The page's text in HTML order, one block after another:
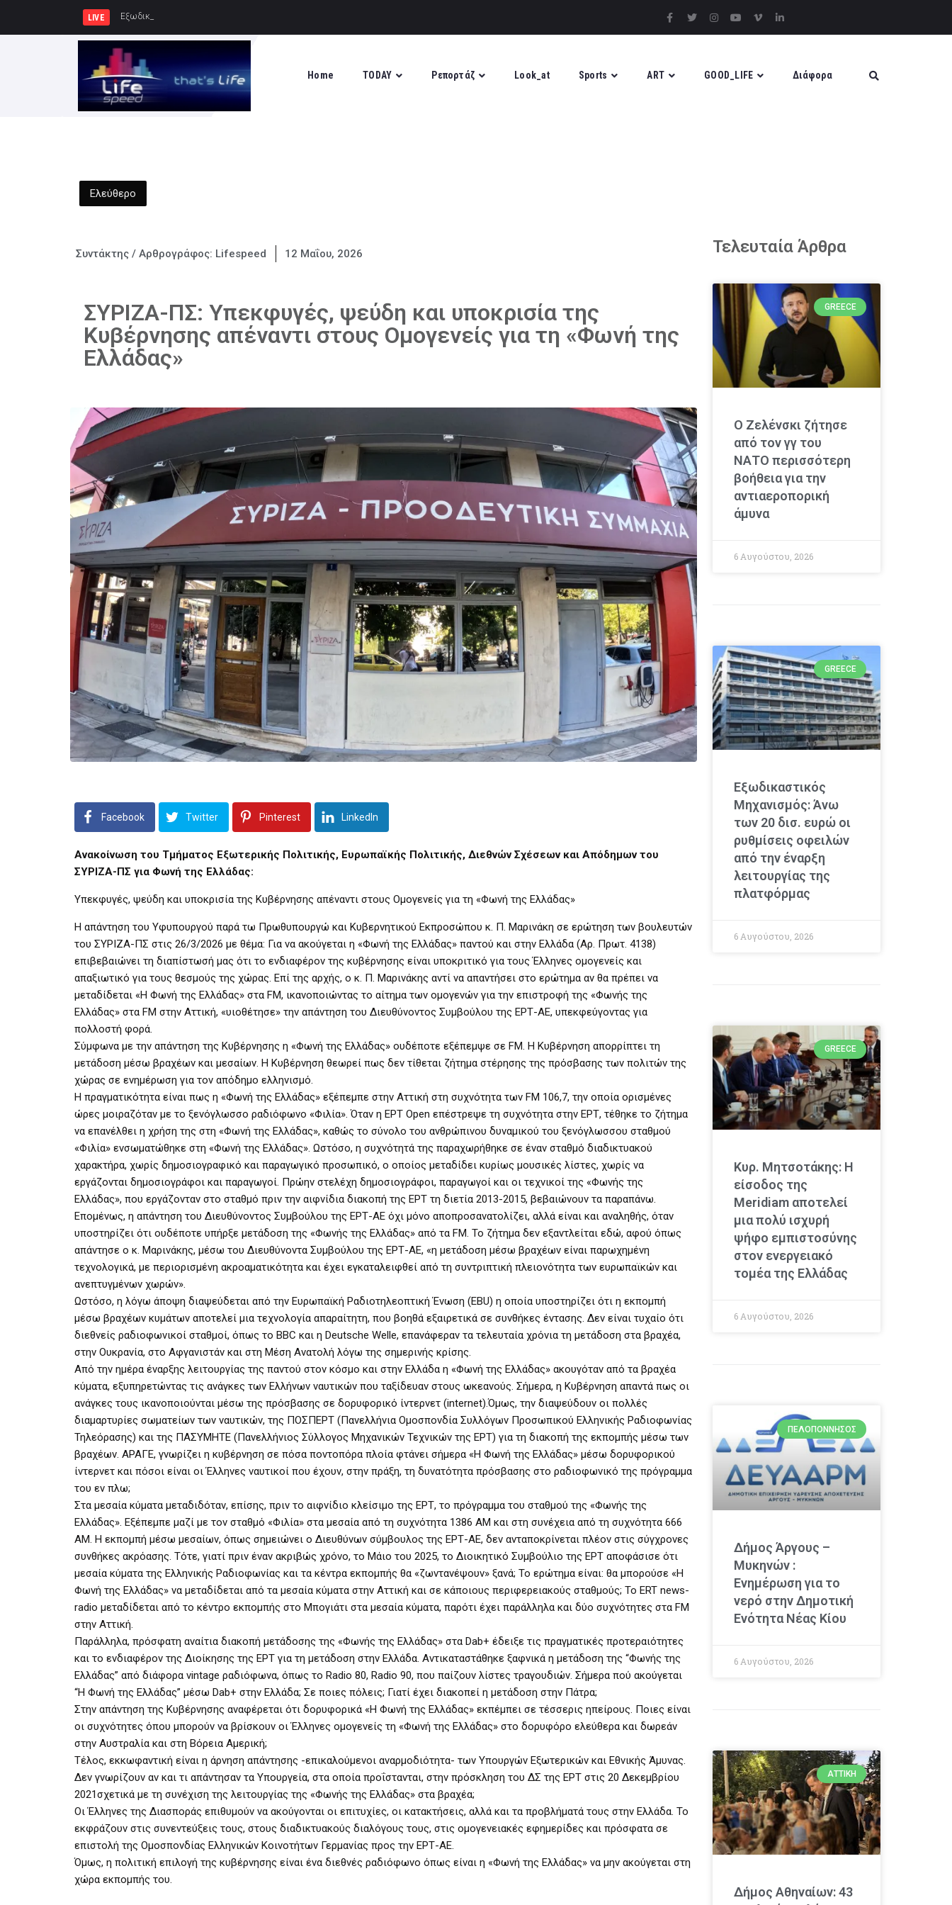
LIVE Εξωδικαστικός Μηχανισμός: Άνω
Home TODAY Ρεπορτάζ Look_at Sports ART GOOD_LIFE Διάφορα
Ελεύθερο
Συντάκτης / Αρθρογράφος: Lifespeed 12 Μαΐου, 2026
ΣΥΡΙΖΑ-ΠΣ: Υπεκφυγές, ψεύδη και υποκρισία της
Κυβέρνησης απέναντι στους Ομογενείς για τη «Φωνή της
Ελλάδας»
Facebook Twitter Pinterest LinkedIn
Ανακοίνωση του Τμήματος Εξωτερικής Πολιτικής, Ευρωπαϊκής Πολιτικής, Διεθνών Σχέσεων και Απόδημων του
ΣΥΡΙΖΑ-ΠΣ για Φωνή της Ελλάδας:
Υπεκφυγές, ψεύδη και υποκρισία της Κυβέρνησης απέναντι στους Ομογενείς για τη «Φωνή της Ελλάδας»
Η απάντηση του Υφυπουργού παρά τω Πρωθυπουργώ και Κυβερνητικού Εκπροσώπου κ. Π. Μαρινάκη σε ερώτηση των βουλευτών
του ΣΥΡΙΖΑ-ΠΣ στις 26/3/2026 με θέμα: Για να ακούγεται η «Φωνή της Ελλάδας» παντού και στην Ελλάδα (Αρ. Πρωτ. 4138)
επιβεβαιώνει τη διαπίστωσή μας ότι το ενδιαφέρον της κυβέρνησης είναι υποκριτικό για τους Έλληνες ομογενείς και
απαξιωτικό για τους θεσμούς της χώρας. Επί της αρχής, ο κ. Π. Μαρινάκης αντί να απαντήσει στο ερώτημα αν θα πρέπει να
μεταδίδεται «H Φωνή της Ελλάδας» στα FM, ικανοποιώντας το αίτημα των ομογενών για την επιστροφή της «Φωνής της
Ελλάδας» στα FM στην Αττική, «υιοθέτησε» την απάντηση του Διευθύνοντος Συμβούλου της ΕΡΤ-ΑΕ, υπεκφεύγοντας για
πολλοστή φορά.
Σύμφωνα με την απάντηση της Κυβέρνησης η «Φωνή της Ελλάδας» ουδέποτε εξέπεμψε σε FM. Η Κυβέρνηση απορρίπτει τη
μετάδοση μέσω βραχέων και μεσαίων. Η Κυβέρνηση θεωρεί πως δεν τίθεται ζήτημα στέρησης της πρόσβασης των πολιτών της
χώρας σε ενημέρωση για τον απόδημο ελληνισμό.
Η πραγματικότητα είναι πως η «Φωνή της Ελλάδας» εξέπεμπε στην Αττική στη συχνότητα των FM 106,7, την οποία ορισμένες
ώρες μοιραζόταν με το ξενόγλωσσο ραδιόφωνο «Φιλία». Όταν η ΕΡΤ Open επέστρεψε τη συχνότητα στην ΕΡΤ, τέθηκε το ζήτημα
να επανέλθει η χρήση της στη «Φωνή της Ελλάδας», καθώς το σύνολο του ανθρώπινου δυναμικού του ξενόγλωσσου σταθμού
«Φιλία» ενσωματώθηκε στη «Φωνή της Ελλάδας». Ωστόσο, η συχνότητά της παραχωρήθηκε σε έναν σταθμό διαδικτυακού
χαρακτήρα, χωρίς δημοσιογραφικό και παραγωγικό προσωπικό, ο οποίος μεταδίδει κυρίως μουσικές λίστες, χωρίς να
εργάζονται δημοσιογράφοι και παραγωγοί. Πρώην στελέχη δημοσιογράφοι, παραγωγοί και οι τεχνικοί της «Φωνής της
Ελλάδας», που εργάζονταν στο σταθμό πριν την αιφνίδια διακοπή της ΕΡΤ τη διετία 2013-2015, βεβαιώνουν τα παραπάνω.
Επομένως, η απάντηση του Διευθύνοντος Συμβούλου της ΕΡΤ-ΑΕ όχι μόνο αποπροσανατολίζει, αλλά είναι και αναληθής, όταν
υποστηρίζει ότι ουδέποτε υπήρξε μετάδοση της «Φωνής της Ελλάδας» από τα FM. Το ζήτημα δεν εξαντλείται εδώ, αφού όπως
απάντησε ο κ. Μαρινάκης, μέσω του Διευθύνοντα Συμβούλου της ΕΡΤ-ΑΕ, «η μετάδοση μέσω βραχέων είναι παρωχημένη
τεχνολογικά, με περιορισμένη ακροαματικότητα και έχει εγκαταλειφθεί από τη συντριπτική πλειονότητα των ευρωπαϊκών και
ανεπτυγμένων χωρών».
Ωστόσο, η λόγω άποψη διαψεύδεται από την Ευρωπαϊκή Ραδιοτηλεοπτική Ένωση (EBU) η οποία υποστηρίζει ότι η εκπομπή
μέσω βραχέων κυμάτων αποτελεί μια τεχνολογία απαραίτητη, που βοηθά εξαιρετικά σε συνθήκες έντασης. Δεν είναι τυχαίο ότι
διεθνείς ραδιοφωνικοί σταθμοί, όπως το BBC και η Deutsche Welle, επανάφεραν τα τελευταία χρόνια τη μετάδοση στα βραχέα,
στην Ουκρανία, στο Αφγανιστάν και στη Μέση Ανατολή λόγω της σημερινής κρίσης.
Από την ημέρα έναρξης λειτουργίας της παντού στον κόσμο και στην Ελλάδα η «Φωνή της Ελλάδας» ακουγόταν από τα βραχέα
κύματα, εξυπηρετώντας τις ανάγκες των Ελλήνων ναυτικών που ταξίδευαν στους ωκεανούς. Σήμερα, η Κυβέρνηση απαντά πως οι
ανάγκες τους ικανοποιούνται μέσω της πρόσβασης σε δορυφορικό ίντερνετ (internet).Όμως, την διαψεύδουν οι πολλές
διαμαρτυρίες σωματείων των ναυτικών, της ΠΟΣΠΕΡΤ (Πανελλήνια Ομοσπονδία Συλλόγων Προσωπικού Ελληνικής Ραδιοφωνίας
Τηλεόρασης) και της ΠΑΣΥΜΗΤΕ (Πανελλήνιος Σύλλογος Μηχανικών Τεχνικών της ΕΡΤ) για τη διακοπή της εκπομπής μέσω των
βραχέων. ΑΡΑΓΕ, γνωρίζει η κυβέρνηση σε πόσα ποντοπόρα πλοία φτάνει σήμερα «H Φωνή της Ελλάδας» μέσω δορυφορικού
ίντερνετ και πόσοι είναι οι Έλληνες ναυτικοί που έχουν, στην πράξη, τη δυνατότητα πρόσβασης στο ραδιοφωνικό της πρόγραμμα
του εν πλω;
Στα μεσαία κύματα μεταδιδόταν, επίσης, πριν το αιφνίδιο κλείσιμο της ΕΡΤ, το πρόγραμμα του σταθμού της «Φωνής της
Ελλάδας». Εξέπεμπε μαζί με τον σταθμό «Φιλία» στα μεσαία από τη συχνότητα 1386 AM και στη συνέχεια από τη συχνότητα 666
AM. Η εκπομπή μέσω μεσαίων, όπως σημειώνει ο Διευθύνων σύμβουλος της ΕΡΤ-ΑΕ, δεν ανταποκρίνεται πλέον στις σύγχρονες
συνθήκες ακρόασης. Τότε, γιατί πριν έναν ακριβώς χρόνο, το Μάιο του 2025, το Διοικητικό Συμβούλιο της ΕΡΤ αποφάσισε ότι
μεσαία κύματα της Ελληνικής Ραδιοφωνίας και τα κέντρα εκπομπής θα «ζωντανέψουν» ξανά; Το ερώτημα είναι: θα μπορούσε «Η
Φωνή της Ελλάδας» να μεταδίδεται από τα μεσαία κύματα στην Αττική και σε κάποιους περιφερειακούς σταθμούς; To ERT news-
radio μεταδίδεται από το κέντρο εκπομπής στο Μπογιάτι στα μεσαία κύματα, παρότι έχει παράλληλα και δύο συχνότητες στα FM
στην Αττική.
Παράλληλα, πρόσφατη αναίτια διακοπή μετάδοσης της «Φωνής της Ελλάδας» στα Dab+ έδειξε τις πραγματικές προτεραιότητες
και το ενδιαφέρον της Διοίκησης της ΕΡΤ για τη μετάδοση στην Ελλάδα. Αντικαταστάθηκε ξαφνικά η μετάδοση της “Φωνής της
Ελλάδας” από διάφορα vintage ραδιόφωνα, όπως το Radio 80, Radio 90, που παίζουν λίστες τραγουδιών. Σήμερα πού ακούγεται
“Η Φωνή της Ελλάδας” μέσω Dab+ στην Ελλάδα; Σε ποιες πόλεις; Γιατί έχει διακοπεί η μετάδοση στην Πάτρα;
Στην απάντηση της Κυβέρνησης αναφέρεται ότι δορυφορικά «Η Φωνή της Ελλάδας» εκπέμπει σε τέσσερις ηπείρους. Ποιες είναι
οι συχνότητες όπου μπορούν να βρίσκουν οι Έλληνες ομογενείς τη «Φωνή της Ελλάδας» στο δορυφόρο ελεύθερα και δωρεάν
στην Αυστραλία και στη Βόρεια Αμερική;
Τέλος, εκκωφαντική είναι η άρνηση απάντησης -επικαλούμενοι αναρμοδιότητα- των Υπουργών Εξωτερικών και Εθνικής Άμυνας.
Δεν γνωρίζουν αν και τι απάντησαν τα Υπουργεία, στα οποία προΐστανται, στην πρόσκληση του ΔΣ της ΕΡΤ στις 20 Δεκεμβρίου
2021σχετικά με τη συνέχιση της λειτουργίας της «Φωνής της Ελλάδας» στα βραχέα;
Οι Έλληνες της Διασποράς επιθυμούν να ακούγονται οι επιτυχίες, οι κατακτήσεις, αλλά και τα προβλήματά τους στην Ελλάδα. Το
εκφράζουν στις συνεντεύξεις τους, στους διαδικτυακούς διαλόγους τους, στις ομογενειακές εφημερίδες και πρόσφατα σε
επιστολή της Ομοσπονδίας Ελληνικών Κοινοτήτων Γερμανίας προς την ΕΡΤ-ΑΕ.
Όμως, η πολιτική επιλογή της κυβέρνησης είναι ένα διεθνές ραδιόφωνο όπως είναι η «Φωνή της Ελλάδας» να μην ακούγεται στη
χώρα εκπομπής του.
Τελευταία Άρθρα
GREECE
Ο Ζελένσκι ζήτησε
από τον γγ του
ΝΑΤΟ περισσότερη
βοήθεια για την
αντιαεροπορική
άμυνα
6 Αυγούστου, 2026
GREECE
Εξωδικαστικός
Μηχανισμός: Άνω
των 20 δισ. ευρώ οι
ρυθμίσεις οφειλών
από την έναρξη
λειτουργίας της
πλατφόρμας
6 Αυγούστου, 2026
GREECE
Κυρ. Μητσοτάκης: Η
είσοδος της
Meridiam αποτελεί
μια πολύ ισχυρή
ψήφο εμπιστοσύνης
στον ενεργειακό
τομέα της Ελλάδας
6 Αυγούστου, 2026
ΠΕΛΟΠΌΝΝΗΣΟΣ
Δήμος Άργους –
Μυκηνών :
Ενημέρωση για το
νερό στην Δημοτική
Ενότητα Νέας Κίου
6 Αυγούστου, 2026
ΑΤΤΙΚΉ
Δήμος Αθηναίων: 43